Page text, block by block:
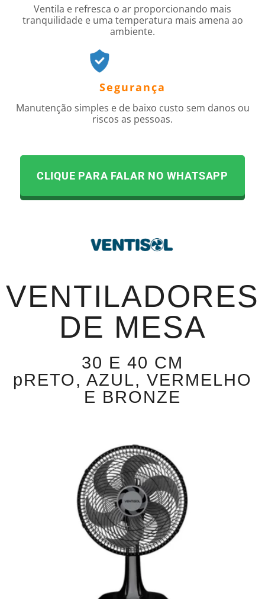
Ventila e refresca o ar proporcionando mais
tranquilidade e uma temperatura mais amena ao
ambiente.
Segurança
Manutenção simples e de baixo custo sem danos ou
riscos as pessoas.
CLIQUE PARA FALAR NO WHATSAPP
VENTILADORES
DE MESA
30 E 40 CM
pRETO, AZUL, VERMELHO
E BRONZE